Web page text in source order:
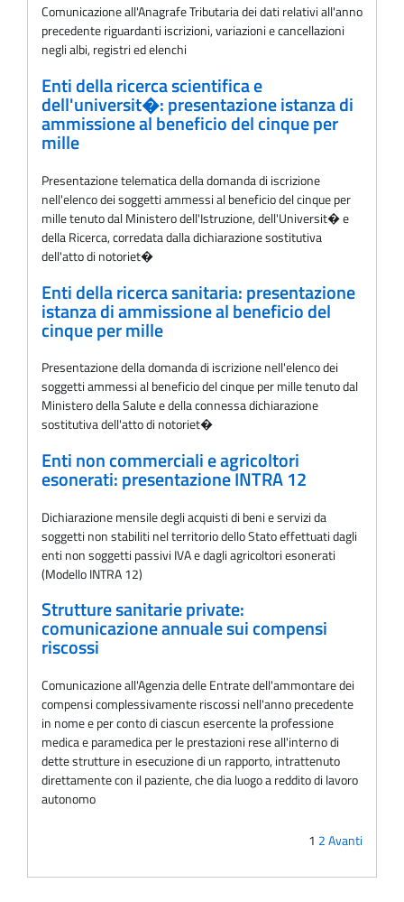
Comunicazione all'Anagrafe Tributaria dei dati relativi all'anno
precedente riguardanti iscrizioni, variazioni e cancellazioni
negli albi, registri ed elenchi
Enti della ricerca scientifica e
dell'universit�: presentazione istanza di
ammissione al beneficio del cinque per
mille
Presentazione telematica della domanda di iscrizione
nell'elenco dei soggetti ammessi al beneficio del cinque per
mille tenuto dal Ministero dell'Istruzione, dell'Universit� e
della Ricerca, corredata dalla dichiarazione sostitutiva
dell'atto di notoriet�
Enti della ricerca sanitaria: presentazione
istanza di ammissione al beneficio del
cinque per mille
Presentazione della domanda di iscrizione nell'elenco dei
soggetti ammessi al beneficio del cinque per mille tenuto dal
Ministero della Salute e della connessa dichiarazione
sostitutiva dell'atto di notoriet�
Enti non commerciali e agricoltori
esonerati: presentazione INTRA 12
Dichiarazione mensile degli acquisti di beni e servizi da
soggetti non stabiliti nel territorio dello Stato effettuati dagli
enti non soggetti passivi IVA e dagli agricoltori esonerati
(Modello INTRA 12)
Strutture sanitarie private:
comunicazione annuale sui compensi
riscossi
Comunicazione all'Agenzia delle Entrate dell'ammontare dei
compensi complessivamente riscossi nell'anno precedente
in nome e per conto di ciascun esercente la professione
medica e paramedica per le prestazioni rese all'interno di
dette strutture in esecuzione di un rapporto, intrattenuto
direttamente con il paziente, che dia luogo a reddito di lavoro
autonomo
1 2Avanti